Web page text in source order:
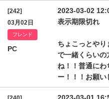
[242]
03月02日
フレンド
PC
2023-03-02
表示期限切れ
ちょこっとや
で一緒くらいの
ね！！普通にわ
ー！！！お願い